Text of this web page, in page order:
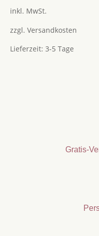
von 5
inkl. MwSt.
zzgl. Versandkosten
Lieferzeit: 3-5 Tage
Gratis-